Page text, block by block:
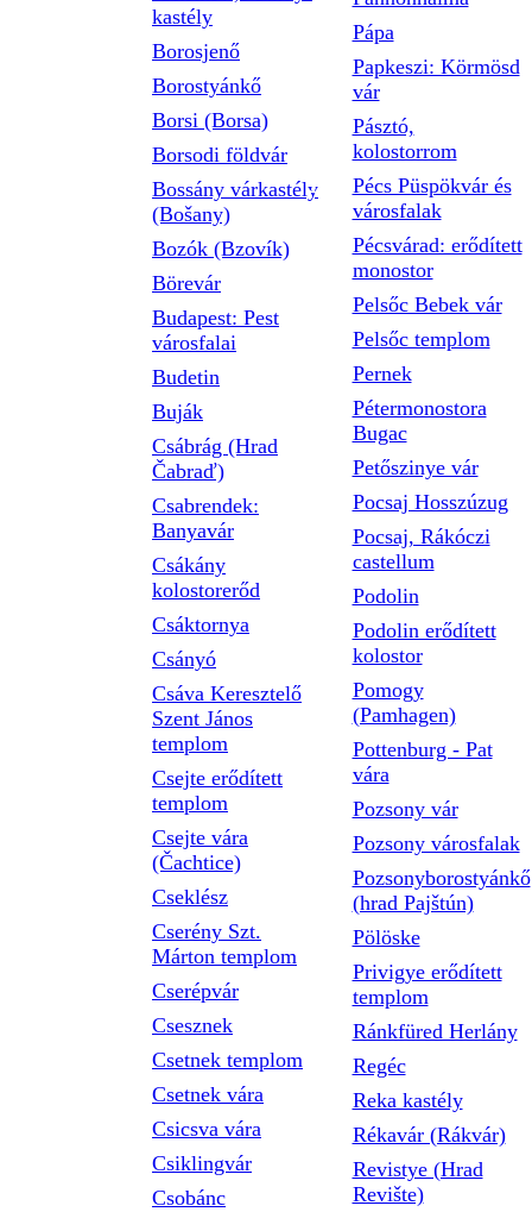
kastély
Borosjenő
Borostyánkő
Borsi (Borsa)
Borsodi földvár
Bossány várkastély
(Bošany)
Bozók (Bzovík)
Börevár
Budapest: Pest
városfalai
Budetin
Buják
Csábrág (Hrad
Čabraď)
Csabrendek:
Banyavár
Csákány
kolostorerőd
Csáktornya
Csányó
Csáva Keresztelő
Szent János
templom
Csejte erődített
templom
Csejte vára
(Čachtice)
Cseklész
Cserény Szt.
Márton templom
Cserépvár
Csesznek
Csetnek templom
Csetnek vára
Csicsva vára
Csiklingvár
Csobánc
Pápa
Papkeszi: Körmösd
vár
Pásztó,
kolostorrom
Pécs Püspökvár és
városfalak
Pécsvárad: erődített
monostor
Pelsőc Bebek vár
Pelsőc templom
Pernek
Pétermonostora
Bugac
Petőszinye vár
Pocsaj Hosszúzug
Pocsaj, Rákóczi
castellum
Podolin
Podolin erődített
kolostor
Pomogy
(Pamhagen)
Pottenburg - Pat
vára
Pozsony vár
Pozsony városfalak
Pozsonyborostyánkő
(hrad Pajštún)
Pölöske
Privigye erődített
templom
Ránkfüred Herlány
Regéc
Reka kastély
Rékavár (Rákvár)
Revistye (Hrad
Revište)